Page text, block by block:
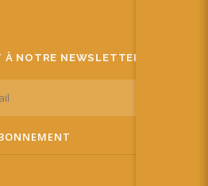
NOTRE NEWSLETTER